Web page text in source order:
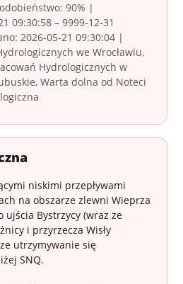
90% |
09:30:58 – 9999-12-31
2026-05-21 09:30:04 |
we Wrocławiu,
Hydrologicznych w
Warta dolna od Noteci
niskimi przepływami
na obszarze zlewni Wieprza
Bystrzycy (wraz ze
i przyrzecza Wisły
utrzymywanie się
SNQ.